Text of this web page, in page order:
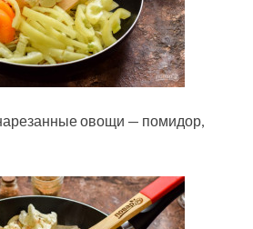
овощи — помидор,